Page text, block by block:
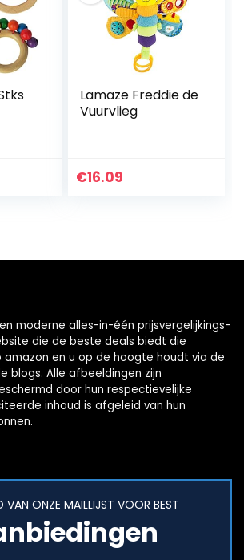
Lamaze Freddie de
Vuurvlieg
€16.09
moderne alles-in-één prijsvergelijkings-
die de beste deals biedt die
amazon en u op de hoogte houdt via de
blogs. Alle afbeeldingen zijn
door hun respectievelijke
inhoud is afgeleid van hun
VAN ONZE MAILLIJST VOOR BEST